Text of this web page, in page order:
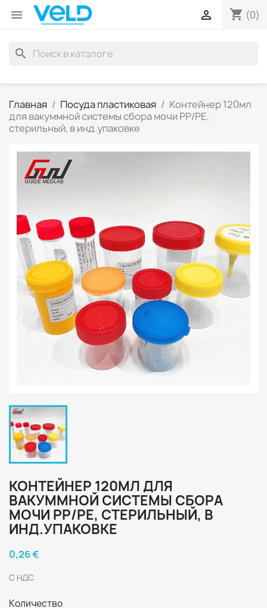
 shopping_cart (0)

search
Главная Посуда пластиковая
Контейнер 120мл
для вакуммной системы сбора мочи РР/PE,
стерильный, в инд.упаковке
КОНТЕЙНЕР 120МЛ ДЛЯ
ВАКУММНОЙ СИСТЕМЫ СБОРА
МОЧИ РР/PE, СТЕРИЛЬНЫЙ, В
ИНД.УПАКОВКЕ
0,26 €
С НДС
Количество